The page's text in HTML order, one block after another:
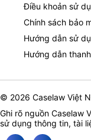
Điều khoản sử
Chính sách bảo
Hướng dẫn sử
Hướng dẫn
© 2026 Caselaw Việt
Ghi rõ nguồn Caselaw
sử dụng thông tin, tài